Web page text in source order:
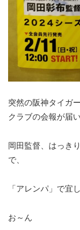
突然の阪神タイガ
クラブの会報が届
岡田監督、はっき
で、
「アレンパ」で宜
お～ん